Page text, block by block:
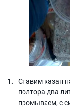
Ставим казан
полтора-два
промываем, с